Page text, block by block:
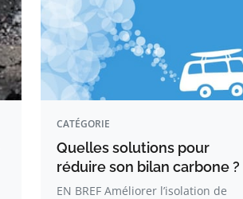
CATÉGORIE
Quelles solutions pour
réduire son bilan carbone ?
EN BREF Améliorer l’isolation de